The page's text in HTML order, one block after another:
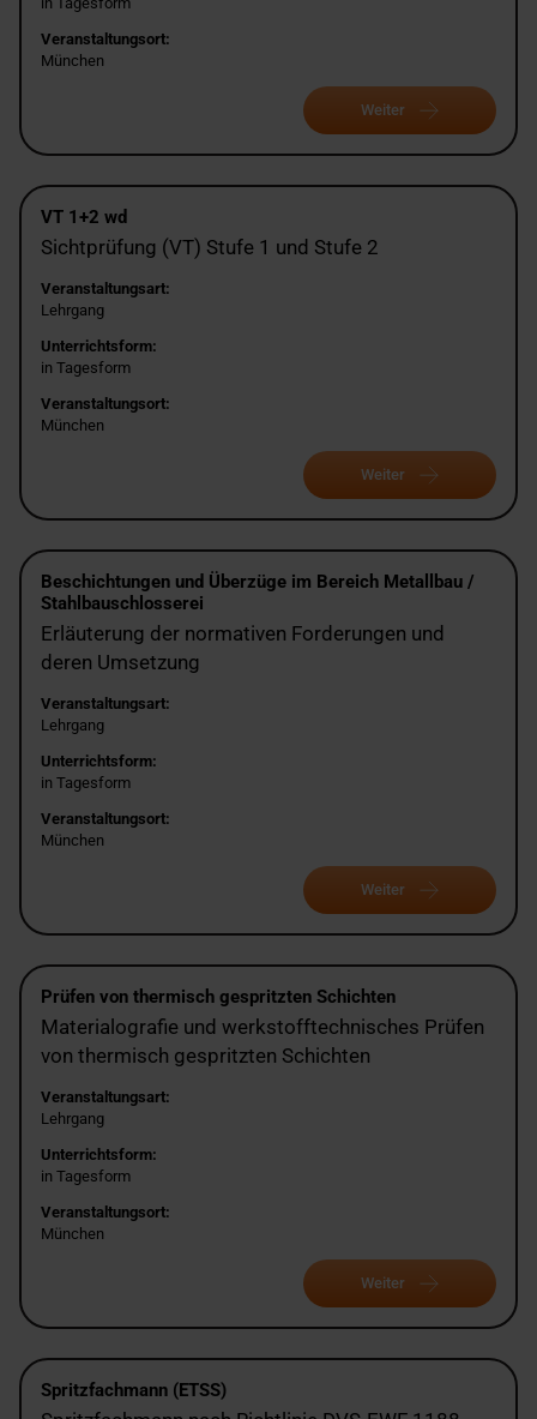
Veranstaltungsort:
München
Weiter
VT 1+2 wd
Sichtprüfung (VT) Stufe 1 und Stufe 2
Veranstaltungsart:
Lehrgang
Unterrichtsform:
in Tagesform
Veranstaltungsort:
München
Weiter
Beschichtungen und Überzüge im Bereich Metallbau /
Stahlbauschlosserei
Erläuterung der normativen Forderungen und
deren Umsetzung
Veranstaltungsart:
Lehrgang
Unterrichtsform:
in Tagesform
Veranstaltungsort:
München
Weiter
Prüfen von thermisch gespritzten Schichten
Materialografie und werkstofftechnisches Prüfen
von thermisch gespritzten Schichten
Veranstaltungsart:
Lehrgang
Unterrichtsform:
in Tagesform
Veranstaltungsort:
München
Weiter
Spritzfachmann (ETSS)